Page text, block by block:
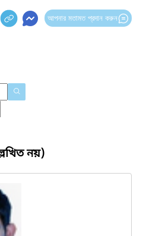
আপনার মতামত প্রদান করুন
নয়)